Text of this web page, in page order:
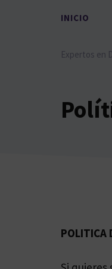
INICIO
Expertos en
POLITICA